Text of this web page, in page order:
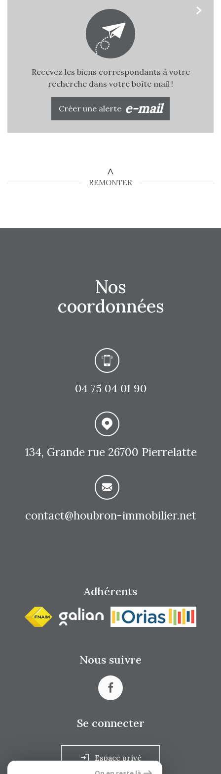
25KM
Critères supplémentaires
Recevez les biens correspondants à votre
recherche dans votre boîte mail !
Créer une alerte e-mail
REMONTER
Nos
coordonnées
04 75 04 01 90
contact@houbron-immobilier.net
134, Grande rue26700 Pierrelatte
Adhérents
Nous suivre
Se connecter
Espace privé